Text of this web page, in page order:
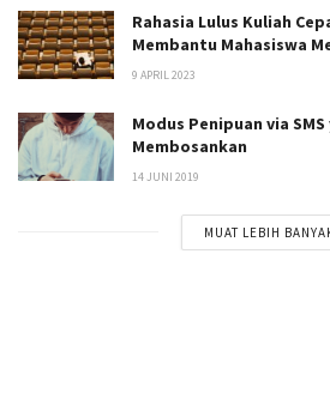
Rahasia Lulus Kuliah
Membantu Mahasiswa
9 APRIL 2023
Modus Penipuan via
Membosankan
14 JUNI 2019
MUAT LEBIH